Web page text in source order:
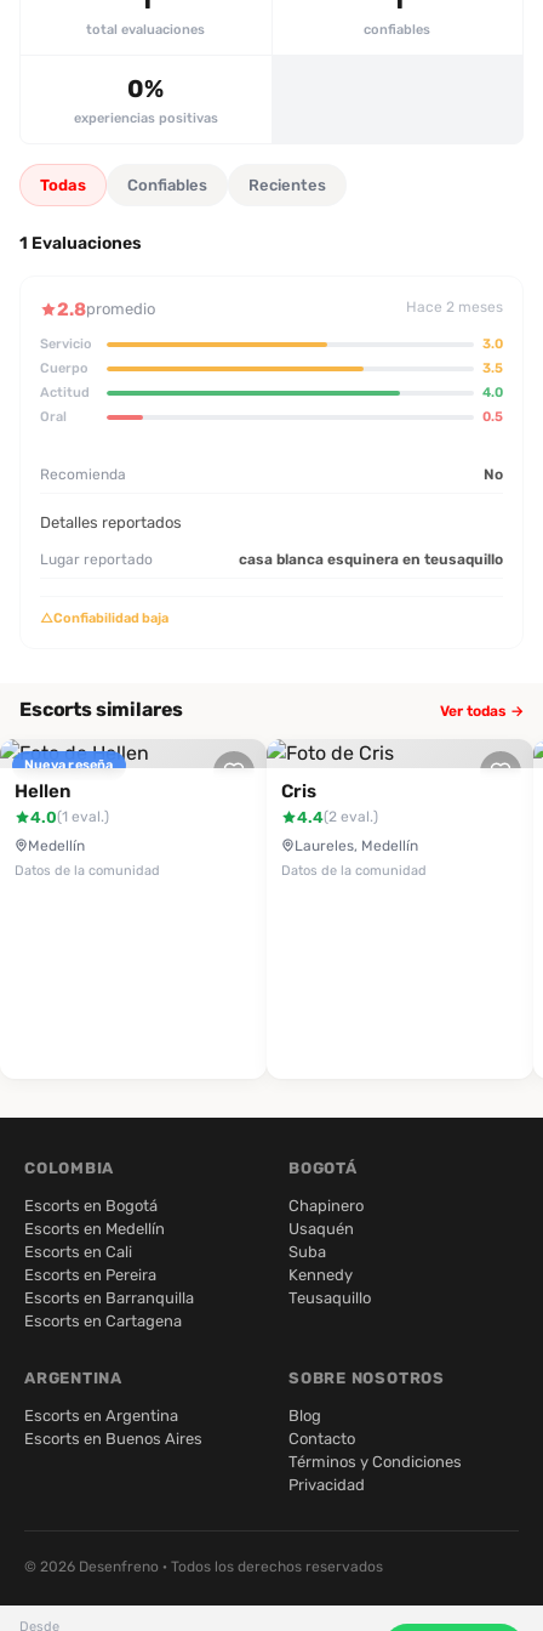
total evaluaciones confiables
0%
experiencias positivas
Todas Confiables Recientes
1 Evaluaciones
2.8promedio Hace 2 meses
Servicio
3.0
Cuerpo
3.5
Actitud
4.0
Oral
0.5
Recomienda No
Detalles reportados
Lugar reportado casa blanca esquinera en teusaquillo
△Confiabilidad baja
Escorts similares Ver todas →
Nueva reseña
Hellen
4.0(1 eval.)
Medellín
Datos de la comunidad
Cris
4.4(2 eval.)
Laureles, Medellín
Datos de la comunidad
Desde
COLOMBIA
Escorts en Bogotá
Escorts en Medellín
Escorts en Cali
Escorts en Pereira
Escorts en Barranquilla
Escorts en Cartagena
BOGOTÁ
Chapinero
Usaquén
Suba
Kennedy
Teusaquillo
ARGENTINA
Escorts en Argentina
Escorts en Buenos Aires
SOBRE NOSOTROS
Blog
Contacto
Términos y Condiciones
Privacidad
© 2026 Desenfreno · Todos los derechos reservados